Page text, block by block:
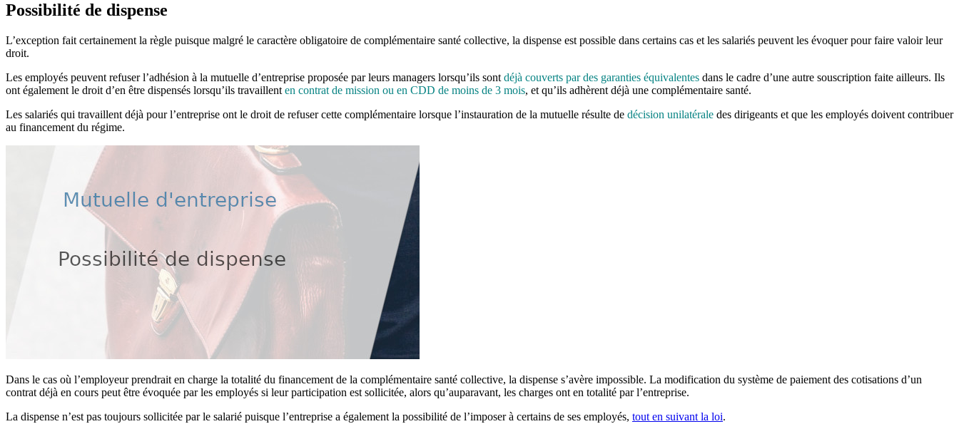
Possibilité de dispense
L’exception fait certainement la règle puisque malgré le caractère obligatoire de complémentaire santé collective, la dispense est possible dans certains cas et les salariés peuvent les évoquer pour faire valoir leur
droit.
Les employés peuvent refuser l’adhésion à la mutuelle d’entreprise proposée par leurs managers lorsqu’ils sont déjà couverts par des garanties équivalentes dans le cadre d’une autre souscription faite ailleurs. Ils
ont également le droit d’en être dispensés lorsqu’ils travaillent en contrat de mission ou en CDD de moins de 3 mois, et qu’ils adhèrent déjà une complémentaire santé.
Les salariés qui travaillent déjà pour l’entreprise ont le droit de refuser cette complémentaire lorsque l’instauration de la mutuelle résulte de décision unilatérale des dirigeants et que les employés doivent contribuer
au financement du régime.
Dans le cas où l’employeur prendrait en charge la totalité du financement de la complémentaire santé collective, la dispense s’avère impossible. La modification du système de paiement des cotisations d’un
contrat déjà en cours peut être évoquée par les employés si leur participation est sollicitée, alors qu’auparavant, les charges ont en totalité par l’entreprise.
La dispense n’est pas toujours sollicitée par le salarié puisque l’entreprise a également la possibilité de l’imposer à certains de ses employés, tout en suivant la loi.